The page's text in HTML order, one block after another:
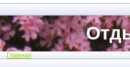
Главная